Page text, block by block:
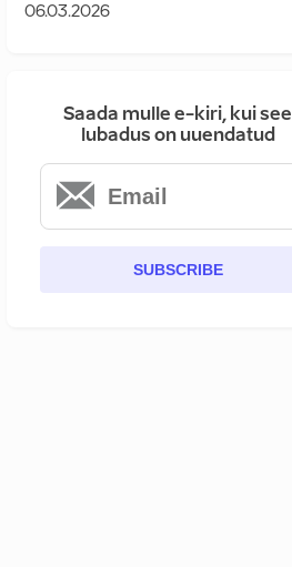
06.03.2026
Saada mulle e-kiri, kui see
lubadus on uuendatud
SUBSCRIBE